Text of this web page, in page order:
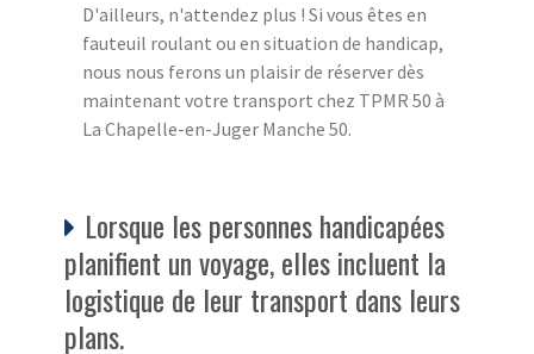
D'ailleurs, n'attendez plus ! Si vous êtes en
fauteuil roulant ou en situation de handicap,
nous nous ferons un plaisir de réserver dès
maintenant votre transport chez TPMR 50 à
La Chapelle-en-Juger Manche 50.
Lorsque les personnes handicapées
planifient un voyage, elles incluent la
logistique de leur transport dans leurs
plans.